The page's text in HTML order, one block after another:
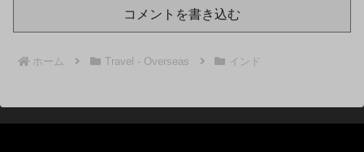
コメントを書き込む
ホーム Travel - Overseas インド